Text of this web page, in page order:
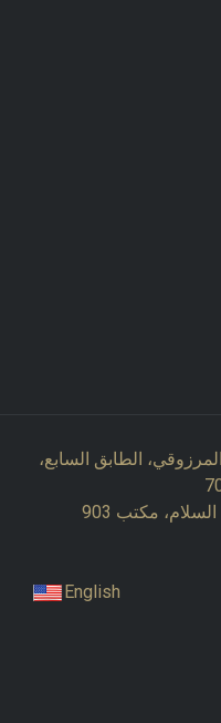
الطابق السابع،
مكتب 903
English